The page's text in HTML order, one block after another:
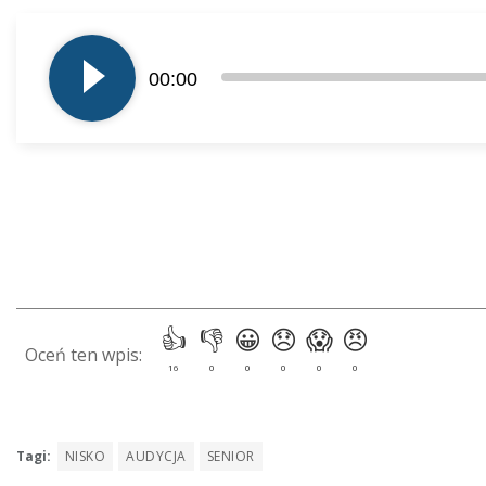
plików
dźwiękowych
00:00
Tagi: NISKO AUDYCJA SENIOR